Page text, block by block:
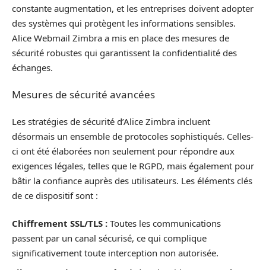
constante augmentation, et les entreprises doivent adopter
des systèmes qui protègent les informations sensibles.
Alice Webmail Zimbra a mis en place des mesures de
sécurité robustes qui garantissent la confidentialité des
échanges.
Mesures de sécurité avancées
Les stratégies de sécurité d’Alice Zimbra incluent
désormais un ensemble de protocoles sophistiqués. Celles-
ci ont été élaborées non seulement pour répondre aux
exigences légales, telles que le RGPD, mais également pour
bâtir la confiance auprès des utilisateurs. Les éléments clés
de ce dispositif sont :
Chiffrement SSL/TLS : Toutes les communications
passent par un canal sécurisé, ce qui complique
significativement toute interception non autorisée.